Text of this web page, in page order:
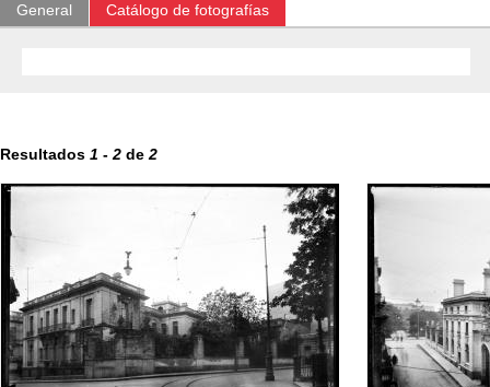
General Catálogo de fotografías
Resultados 1 - 2 de 2